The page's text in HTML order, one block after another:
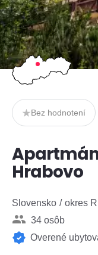
Bez hodnotení
Hrabovo
Slovensko okres
34 osôb
Overené